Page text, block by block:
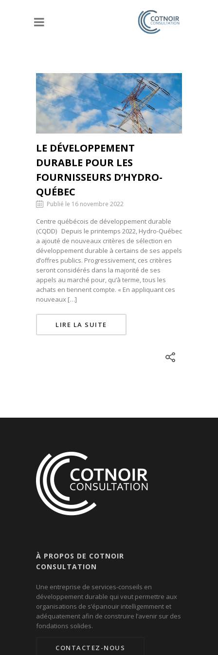
LE DÉVELOPPEMENT
DURABLE POUR LES
FOURNISSEURS D’HYDRO-
QUÉBEC
Publié le 16 novembre 2022
Centre québécois de développement durable
(CQDD) Depuis le printemps 2022, Hydro-Québec
a ajouté de nouveaux critères de sélection en
développement durable à certains de ses appels
d’offres publics. Progressivement, ces critères
seront considérés dans la majorité de ses
appels au marché pour, qu’à terme, tous les
achats en tiennent compte. « En appliquant ces
nouveaux […]
LIRE LA SUITE
À PROPOS DE COTNOIR
CONSULTATION
Une entreprise de services-conseils en
développement durable qui veut permettre aux
organisations de s’épanouir intelligemment et
adéquatement afin de construire l’avenir sur des
fondations solides.
CONTACTEZ-NOUS